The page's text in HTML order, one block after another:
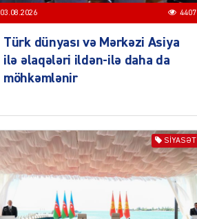
03.08.2026 4407
Türk dünyası və Mərkəzi Asiya
ilə əlaqələri ildən-ilə daha da
möhkəmlənir
SIYASƏT